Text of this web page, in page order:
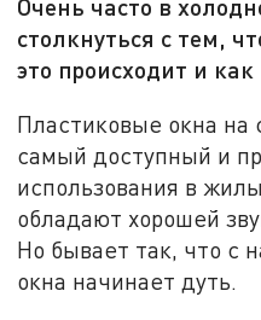
Очень часто в
столкнуться с тем,
это происходит и
Пластиковые окна на
самый доступный и
использования в
обладают хорошей
Но бывает так, что с
окна начинает дуть.